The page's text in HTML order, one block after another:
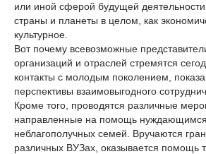
или иной сферой будущей деятельности
страны и планеты в целом, как
культурное.
Вот почему всевозможные
организаций и отраслей стремятся
контакты с молодым поколением,
перспективы взаимовыгодного
Кроме того, проводятся различные
направленные на помощь
неблагополучных семей. Вручаются
различных ВУЗах, оказывается помощь